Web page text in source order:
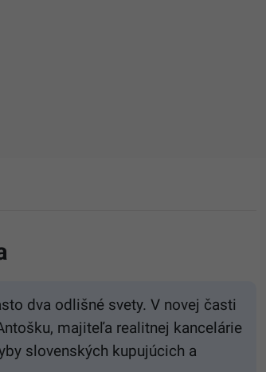
dva odlišné svety. V novej časti
majiteľa realitnej kancelárie
slovenských kupujúcich a